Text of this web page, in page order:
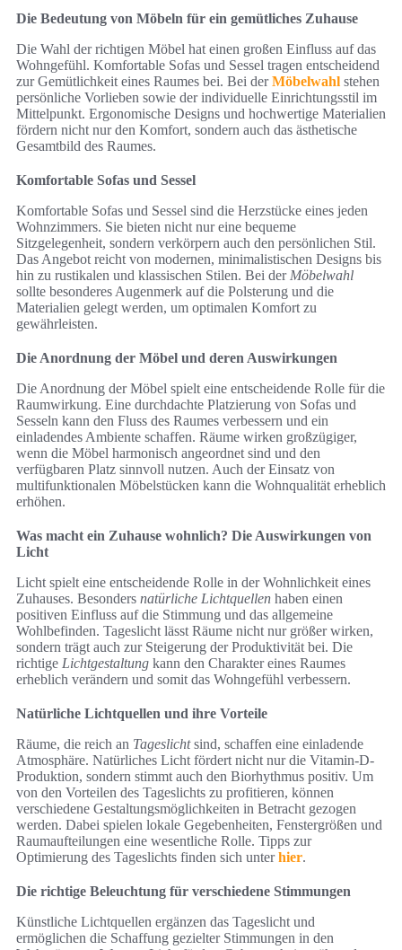
Die Bedeutung von Möbeln für ein gemütliches Zuhause
Die Wahl der richtigen Möbel hat einen großen Einfluss auf das
Wohngefühl. Komfortable Sofas und Sessel tragen entscheidend
zur Gemütlichkeit eines Raumes bei. Bei derMöbelwahl stehen
persönliche Vorlieben sowie der individuelle Einrichtungsstil im
Mittelpunkt. Ergonomische Designs und hochwertige Materialien
fördern nicht nur den Komfort, sondern auch das ästhetische
Gesamtbild des Raumes.
Komfortable Sofas und Sessel
Komfortable Sofas und Sessel sind die Herzstücke eines jeden
Wohnzimmers. Sie bieten nicht nur eine bequeme
Sitzgelegenheit, sondern verkörpern auch den persönlichen Stil.
Das Angebot reicht von modernen, minimalistischen Designs bis
hin zu rustikalen und klassischen Stilen. Bei der Möbelwahl
sollte besonderes Augenmerk auf die Polsterung und die
Materialien gelegt werden, um optimalen Komfort zu
gewährleisten.
Die Anordnung der Möbel und deren Auswirkungen
Die Anordnung der Möbel spielt eine entscheidende Rolle für die
Raumwirkung. Eine durchdachte Platzierung von Sofas und
Sesseln kann den Fluss des Raumes verbessern und ein
einladendes Ambiente schaffen. Räume wirken großzügiger,
wenn die Möbel harmonisch angeordnet sind und den
verfügbaren Platz sinnvoll nutzen. Auch der Einsatz von
multifunktionalen Möbelstücken kann die Wohnqualität erheblich
erhöhen.
Was macht ein Zuhause wohnlich? Die Auswirkungen von
Licht
Licht spielt eine entscheidende Rolle in der Wohnlichkeit eines
Zuhauses. Besonders natürliche Lichtquellen haben einen
positiven Einfluss auf die Stimmung und das allgemeine
Wohlbefinden. Tageslicht lässt Räume nicht nur größer wirken,
sondern trägt auch zur Steigerung der Produktivität bei. Die
richtige Lichtgestaltung kann den Charakter eines Raumes
erheblich verändern und somit das Wohngefühl verbessern.
Natürliche Lichtquellen und ihre Vorteile
Räume, die reich an Tageslichtsind, schaffen eine einladende
Atmosphäre. Natürliches Licht fördert nicht nur die Vitamin-D-
Produktion, sondern stimmt auch den Biorhythmus positiv. Um
von den Vorteilen des Tageslichts zu profitieren, können
verschiedene Gestaltungsmöglichkeiten in Betracht gezogen
werden. Dabei spielen lokale Gegebenheiten, Fenstergrößen und
Raumaufteilungen eine wesentliche Rolle. Tipps zur
Optimierung des Tageslichts finden sich unterhier.
Die richtige Beleuchtung für verschiedene Stimmungen
Künstliche Lichtquellen ergänzen das Tageslicht und
ermöglichen die Schaffung gezielter Stimmungen in den